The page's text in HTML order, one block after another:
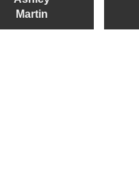
Martin